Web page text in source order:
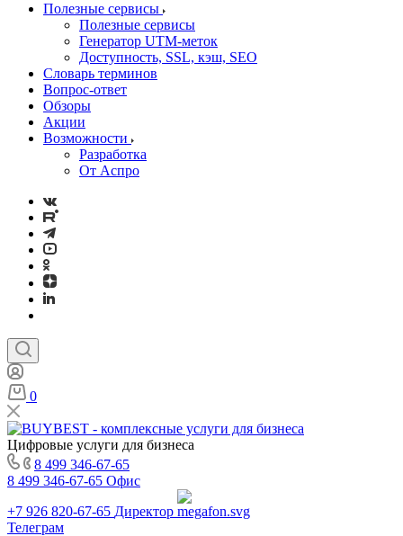
Полезные сервисы
Полезные сервисы
Генератор UTM‑меток
Доступность, SSL, кэш, SEO
Словарь терминов
Вопрос-ответ
Обзоры
Акции
Возможности
Разработка
От Аспро
0
Цифровые услуги для бизнеса
8 499 346-67-65
8 499 346-67-65 Офис
+7 926 820-67-65 Директор
Телеграм